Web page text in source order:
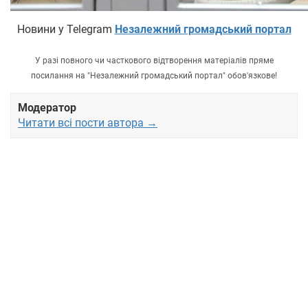
Новини у Telegram Незалежний громадський портал
У разі повного чи часткового відтворення матеріалів пряме
посилання на "Незалежний громадський портал" обов'язкове!
Модератор
Читати всі пости автора →